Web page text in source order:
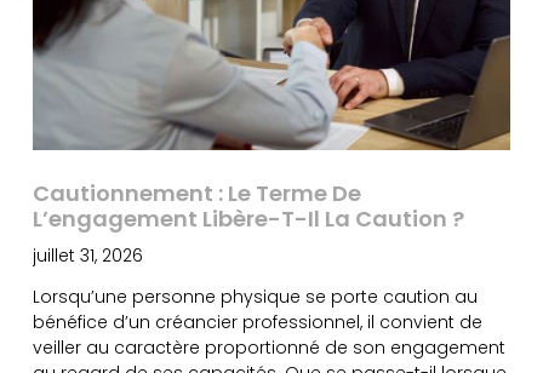
Cautionnement : Le Terme De
L’engagement Libère-T-Il La Caution ?
juillet 31, 2026
Lorsqu’une personne physique se porte caution au
bénéfice d’un créancier professionnel, il convient de
veiller au caractère proportionné de son engagement